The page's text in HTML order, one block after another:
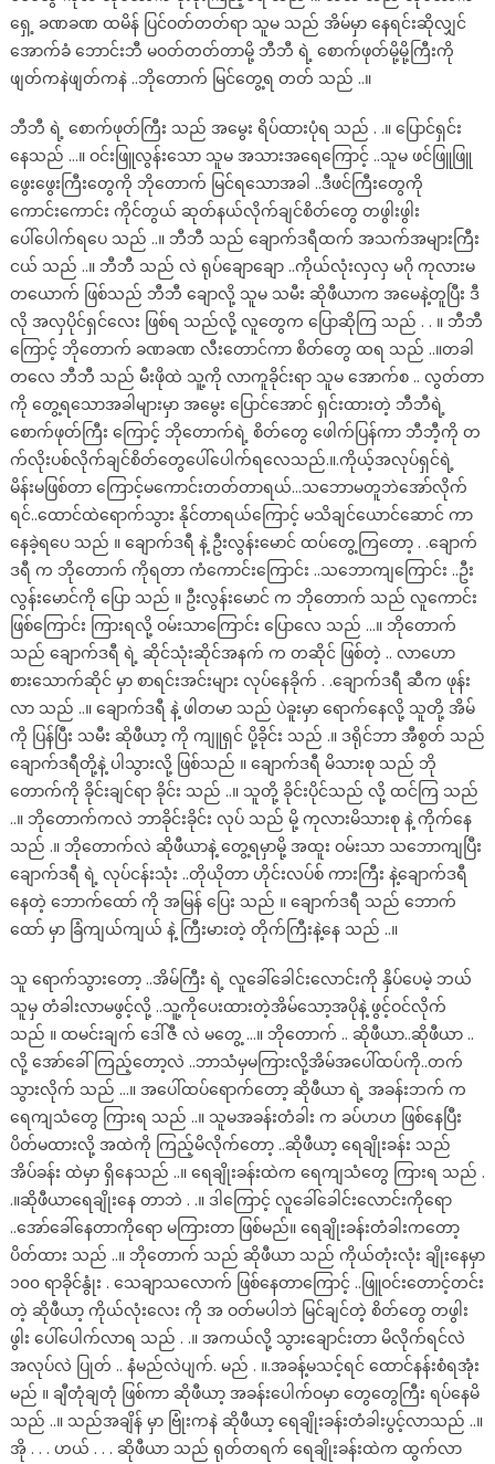
ရှေ့ ခဏခဏ ထမိန် ပြင်ဝတ်တတ်ရာ သူမ သည် အိမ်မှာ နေရင်းဆိုလျှင်
အောက်ခံ ဘောင်းဘီ မဝတ်တတ်တာမို့ ဘီဘီ ရဲ့ စောက်ဖုတ်မို့မို့ကြီးကို
ဖျတ်ကနဲဖျတ်ကနဲ ..ဘိုတောက် မြင်တွေ့ရ တတ် သည် ..။
ဘီဘီ ရဲ့ စောက်ဖုတ်ကြီး သည် အမွေး ရိပ်ထားပုံရ သည် . .။ ပြောင်ရှင်း
နေသည် …။ ဝင်းဖြူလွန်းသော သူမ အသားအရေကြောင့် ..သူမ ဖင်ဖြူဖြူ
ဖွေးဖွေးကြီးတွေကို ဘိုတောက် မြင်ရသောအခါ ..ဒီဖင်ကြီးတွေကို
ကောင်းကောင်း ကိုင်တွယ် ဆုတ်နယ်လိုက်ချင်စိတ်တွေ တဖွါးဖွါး
ပေါ်ပေါက်ရပေ သည် ..။ ဘီဘီ သည် ချောက်ဒရီထက် အသက်အများကြီး
ငယ် သည် ..။ ဘီဘီ သည် လဲ ရုပ်ချောချော ..ကိုယ်လုံးလှလှ မဂို ကုလားမ
တယောက် ဖြစ်သည် ဘီဘီ ချောလို့ သူမ သမီး ဆိုဖီယာက အမေနဲ့တူပြီး ဒီ
လို အလှပိုင်ရှင်လေး ဖြစ်ရ သည်လို့ လူတွေက ပြောဆိုကြ သည် . . ။ ဘီဘီ
ကြောင့် ဘိုတောက် ခဏခဏ လီးတောင်ကာ စိတ်တွေ ထရ သည် ..။တခါ
တလေ ဘီဘီ သည် မီးဖိုထဲ သူ့ကို လာကူခိုင်းရာ သူမ အောက်စ .. လွတ်တာ
ကို တွေ့ရသောအခါများမှာ အမွေး ပြောင်အောင် ရှင်းထားတဲ့ ဘီဘီရဲ့
စောက်ဖုတ်ကြီး ကြောင့် ဘိုတောက်ရဲ့ စိတ်တွေ ဖေါက်ပြန်ကာ ဘီဘီ့ကို တ
က်လိုးပစ်လိုက်ချင်စိတ်တွေပေါ်ပေါက်ရလေသည်.။.ကိုယ့်အလုပ်ရှင်ရဲ့
မိန်းမဖြစ်တာ ကြောင့်မကောင်းတတ်တာရယ်…သဘောမတူဘဲအော်လိုက်
ရင်..ထောင်ထဲရောက်သွား နိုင်တာရယ်ကြောင့် မသိချင်ယောင်ဆောင် ကာ
နေခဲ့ရပေ သည် ။ ချောက်ဒရီ နဲ့ ဦးလွန်းမောင် ထပ်တွေ့ကြတော့ . .ချောက်
ဒရီ က ဘိုတောက် ကိုရတာ ကံကောင်းကြောင်း ..သဘောကျကြောင်း ..ဦး
လွန်းမောင်ကို ပြော သည် ။ ဦးလွန်းမောင် က ဘိုတောက် သည် လူကောင်း
ဖြစ်ကြောင်း ကြားရလို့ ဝမ်းသာကြောင်း ပြောလေ သည် …။ ဘိုတောက်
သည် ချောက်ဒရီ ရဲ့ ဆိုင်သုံးဆိုင်အနက် က တဆိုင် ဖြစ်တဲ့ .. လာဟော
စားသောက်ဆိုင် မှာ စာရင်းအင်းများ လုပ်နေခိုက် . .ချောက်ဒရီ ဆီက ဖုန်း
လာ သည် ..။ ချောက်ဒရီ နဲ့ ဖါတမာ သည် ပဲခူးမှာ ရောက်နေလို့ သူတို့ အိမ်
ကို ပြန်ပြီး သမီး ဆိုဖီယာ့ ကို ကျူရှင် ပို့ခိုင်း သည် .။ ဒရိုင်ဘာ အီစွတ် သည်
ချောက်ဒရီတို့နဲ့ ပါသွားလို့ ဖြစ်သည် ။ ချောက်ဒရီ မိသားစု သည် ဘို
တောက်ကို ခိုင်းချင်ရာ ခိုင်း သည် ..။ သူတို့ ခိုင်းပိုင်သည် လို့ ထင်ကြ သည်
..။ ဘိုတောက်ကလဲ ဘာခိုင်းခိုင်း လုပ် သည် မို့ ကုလားမိသားစု နဲ့ ကိုက်နေ
သည် .။ ဘိုတောက်လဲ ဆိုဖီယာနဲ့ တွေ့ရမှာမို့ အထူး ဝမ်းသာ သဘောကျပြီး
ချောက်ဒရီ ရဲ့ လုပ်ငန်းသုံး ..တိုယိုတာ ဟိုင်းလပ်စ် ကားကြီး နဲ့ချောက်ဒရီ
နေတဲ့ ဘောက်ထော် ကို အမြန် ပြေး သည် ။ ချောက်ဒရီ သည် ဘောက်
ထော် မှာ ခြံကျယ်ကျယ် နဲ့ ကြီးမားတဲ့ တိုက်ကြီးနဲ့နေ သည် ..။
သူ ရောက်သွားတော့ ..အိမ်ကြီး ရဲ့ လူခေါ်ခေါင်းလောင်းကို နှိပ်ပေမဲ့ ဘယ်
သူမှ တံခါးလာမဖွင့်လို့ ..သူ့ကိုပေးထားတဲ့အိမ်သော့အပိုနဲ့ ဖွင့်ဝင်လိုက်
သည် ။ ထမင်းချက် ဒေါ်ဇီ လဲ မတွေ့ …။ ဘိုတောက် .. ဆိုဖီယာ..ဆိုဖီယာ ..
လို့ အော်ခေါ်ကြည့်တော့လဲ ..ဘာသံမှမကြားလို့အိမ်အပေါ်ထပ်ကို..တက်
သွားလိုက် သည် …။ အပေါ်ထပ်ရောက်တော့ ဆိုဖီယာ ရဲ့ အခန်းဘက် က
ရေကျသံတွေ ကြားရ သည် ..။ သူမအခန်းတံခါး က ခပ်ဟဟ ဖြစ်နေပြီး
ပိတ်မထားလို့ အထဲကို ကြည့်မိလိုက်တော့ ..ဆိုဖီယာ့ ရေချိုးခန်း သည်
အိပ်ခန်း ထဲမှာ ရှိနေသည် ..။ ရေချိုးခန်းထဲက ရေကျသံတွေ ကြားရ သည် .
.။ဆိုဖီယာရေချိုးနေ တာဘဲ . .။ ဒါကြောင့် လူခေါ်ခေါင်းလောင်းကိုရော
..အော်ခေါ်နေတာကိုရော မကြားတာ ဖြစ်မည်။ ရေချိုးခန်းတံခါးကတော့
ပိတ်ထား သည် ..။ ဘိုတောက် သည် ဆိုဖီယာ သည် ကိုယ်တုံးလုံး ချိုးနေမှာ
၁၀၀ ရာခိုင်နွုံး . သေချာသလောက် ဖြစ်နေတာကြောင့် ..ဖြူဝင်းတောင့်တင်း
တဲ့ ဆိုဖီယာ့ ကိုယ်လုံးလေး ကို အ ဝတ်မပါဘဲ မြင်ချင်တဲ့ စိတ်တွေ တဖွါး
ဖွါး ပေါ်ပေါက်လာရ သည် . .။ အကယ်လို့ သွားချောင်းတာ မိလိုက်ရင်လဲ
အလုပ်လဲ ပြုတ် .. နံမည်လဲပျက်. မည် . ။.အခန့်မသင့်ရင် ထောင်နန်းစံရအုံး
မည် ။ ချီတုံချတုံ ဖြစ်ကာ ဆိုဖီယာ့ အခန်းပေါက်ဝမှာ တွေတွေကြီး ရပ်နေမိ
သည် ..။ သည်အချိန် မှာ ဗြုံးကနဲ ဆိုဖီယာ့ ရေချိုးခန်းတံခါးပွင့်လာသည် ..။
အို . . . ဟယ် . . . ဆိုဖီယာ သည် ရုတ်တရက် ရေချိုးခန်းထဲက ထွက်လာ